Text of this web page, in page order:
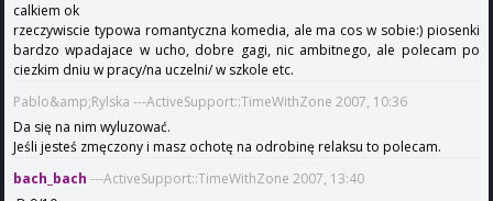
calkiem ok
rzeczywiscie typowa romantyczna komedia, ale ma cos w sobie:) piosenki
bardzo wpadajace w ucho, dobre gagi, nic ambitnego, ale polecam po
ciezkim dniu w pracy/na uczelni/ w szkole etc.
Pablo&amp;Rylska ---ActiveSupport::TimeWithZone 2007, 10:36
Da się na nim wyluzować.
Jeśli jesteś zmęczony i masz ochotę na odrobinę relaksu to polecam.
bach_bach ---ActiveSupport::TimeWithZone 2007, 13:40